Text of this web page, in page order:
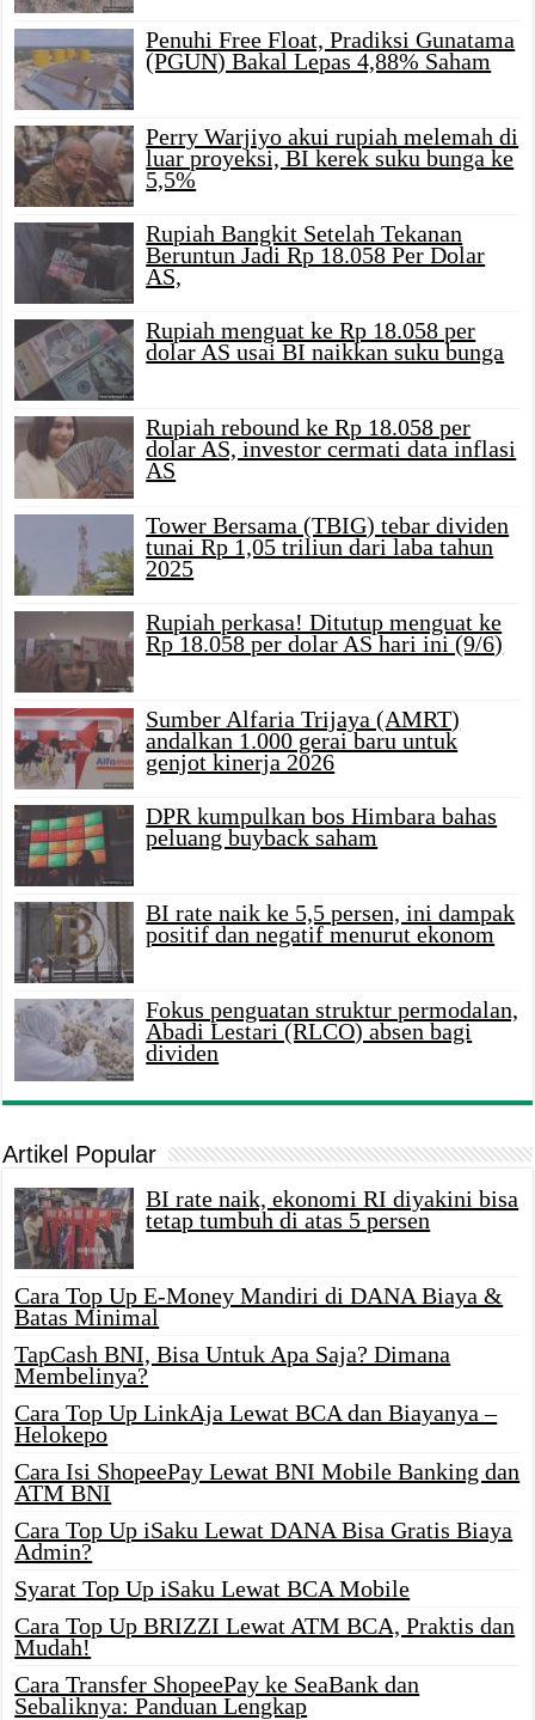
Penuhi Free Float, Pradiksi Gunatama
(PGUN) Bakal Lepas 4,88% Saham
Perry Warjiyo akui rupiah melemah di
luar proyeksi, BI kerek suku bunga ke
5,5%
Rupiah Bangkit Setelah Tekanan
Beruntun Jadi Rp 18.058 Per Dolar
AS,
Rupiah menguat ke Rp 18.058 per
dolar AS usai BI naikkan suku bunga
Rupiah rebound ke Rp 18.058 per
dolar AS, investor cermati data inflasi
AS
Tower Bersama (TBIG) tebar dividen
tunai Rp 1,05 triliun dari laba tahun
2025
Rupiah perkasa! Ditutup menguat ke
Rp 18.058 per dolar AS hari ini (9/6)
Sumber Alfaria Trijaya (AMRT)
andalkan 1.000 gerai baru untuk
genjot kinerja 2026
DPR kumpulkan bos Himbara bahas
peluang buyback saham
BI rate naik ke 5,5 persen, ini dampak
positif dan negatif menurut ekonom
Fokus penguatan struktur permodalan,
Abadi Lestari (RLCO) absen bagi
dividen
Artikel Popular
BI rate naik, ekonomi RI diyakini bisa
tetap tumbuh di atas 5 persen
Cara Top Up E-Money Mandiri di DANA Biaya &
Batas Minimal
TapCash BNI, Bisa Untuk Apa Saja? Dimana
Membelinya?
Cara Top Up LinkAja Lewat BCA dan Biayanya –
Helokepo
Cara Isi ShopeePay Lewat BNI Mobile Banking dan
ATM BNI
Cara Top Up iSaku Lewat DANA Bisa Gratis Biaya
Admin?
Syarat Top Up iSaku Lewat BCA Mobile
Cara Top Up BRIZZI Lewat ATM BCA, Praktis dan
Mudah!
Cara Transfer ShopeePay ke SeaBank dan
Sebaliknya: Panduan Lengkap